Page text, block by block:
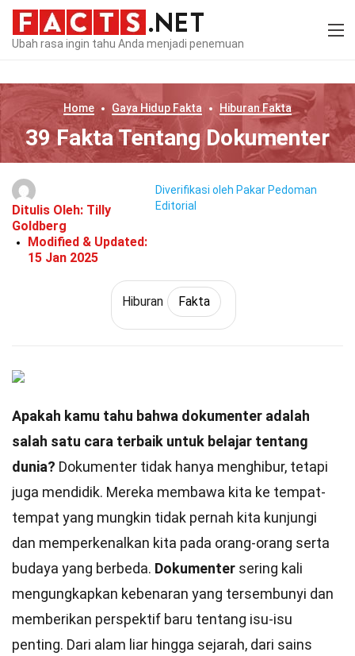
Ubah rasa ingin tahu Anda menjadi penemuan
Home Gaya Hidup Fakta HiburanFakta
39 Fakta Tentang Dokumenter
Ditulis Oleh: Tilly
Goldberg
Modified & Updated:
15 Jan 2025
Diverifikasi oleh Pakar Pedoman
Editorial
Hiburan Fakta
Apakah kamu tahu bahwa dokumenter adalah
salah satu cara terbaik untuk belajar tentang
dunia? Dokumenter tidak hanya menghibur, tetapi
juga mendidik. Mereka membawa kita ke tempat-
tempat yang mungkin tidak pernah kita kunjungi
dan memperkenalkan kita pada orang-orang serta
budaya yang berbeda. Dokumenter sering kali
mengungkapkan kebenaran yang tersembunyi dan
memberikan perspektif baru tentang isu-isu
penting. Dari alam liar hingga sejarah, dari sains